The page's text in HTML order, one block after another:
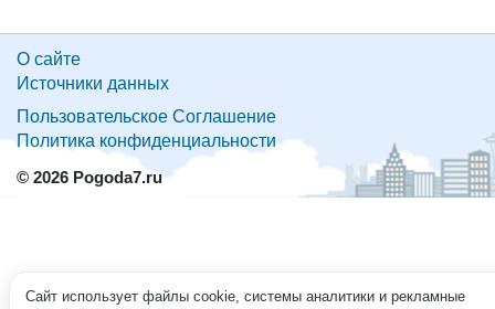
О сайте
Источники данных
Пользовательское Соглашение
Политика конфиденциальности
© 2026 Pogoda7.ru
Сайт использует файлы cookie, системы аналитики и рекламные